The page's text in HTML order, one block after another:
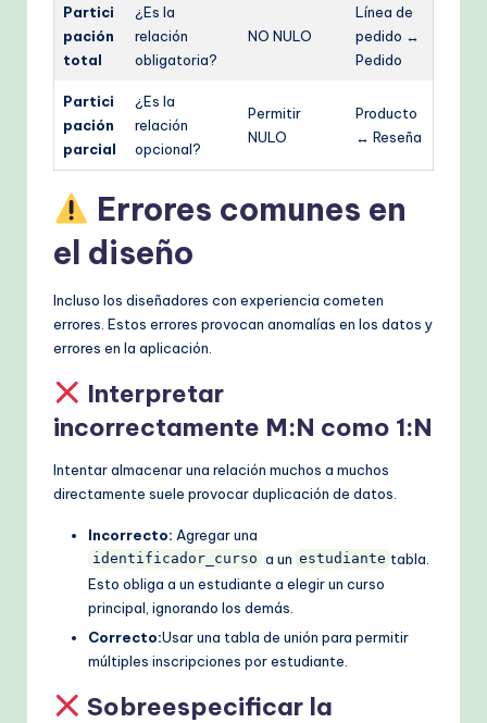
Partici
pación
total
¿Es la
relación
obligatoria?
NO NULO
Línea de
pedido ↔
Pedido
Partici
pación
parcial
¿Es la
relación
opcional?
Permitir
NULO
Producto
↔ Reseña
Errores comunes en
el diseño
Incluso los diseñadores con experiencia cometen
errores. Estos errores provocan anomalías en los datos y
errores en la aplicación.
Interpretar
incorrectamente M:N como 1:N
Intentar almacenar una relación muchos a muchos
directamente suele provocar duplicación de datos.
Incorrecto: Agregar una
identificador_curso a un estudiante tabla.
Esto obliga a un estudiante a elegir un curso
principal, ignorando los demás.
Correcto:Usar una tabla de unión para permitir
múltiples inscripciones por estudiante.
Sobreespecificar la